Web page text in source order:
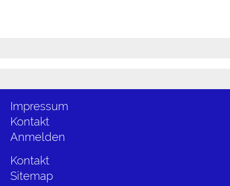
Impressum
Kontakt
Anmelden
Kontakt
Sitemap